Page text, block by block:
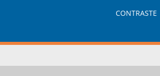
CONTRASTE